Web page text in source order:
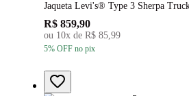
Jaqueta Levi's® Type 3 Sherpa
R$ 859,90
ou 10x de R$ 85,99
5% OFF no pix